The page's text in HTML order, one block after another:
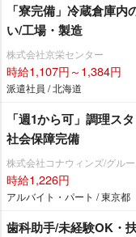
「寮完備」冷蔵倉庫
い/工場・製造
株式会社京栄センター
時給1,107円～1,384円
派遣社員 / 北海道
「週1から可」調理ス
社会保障完備
株式会社コナウィンズ/グル
時給1,226円
アルバイト・パート / 東京都
歯科助手/未経験OK・